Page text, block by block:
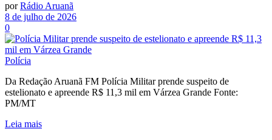
por Rádio Aruanã
8 de julho de 2026
0
Polícia
Da Redação Aruanã FM Polícia Militar prende suspeito de
estelionato e apreende R$ 11,3 mil em Várzea Grande Fonte:
PM/MT
Leia mais